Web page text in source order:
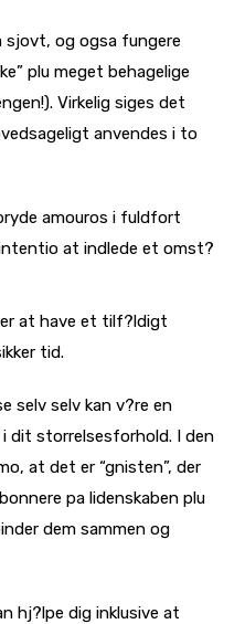
sjovt, og ogsa fungere
plu meget behagelige
Virkelig siges det
anvendes i to
amouros i fuldfort
at indlede et omst?
at have et tilf?ldigt
tid.
selv selv kan v?re en
dit storrelsesforhold. I den
at det er “gnisten”, der
pa lidenskaben plu
dem sammen og
hj?lpe dig inklusive at